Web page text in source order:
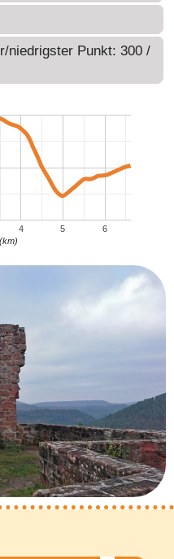
niedrigster Punkt: 300 /
4 5 6